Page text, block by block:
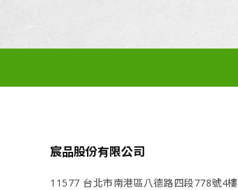
宸品股份有限公司
11577 台北市南港區八德路四段778號4樓